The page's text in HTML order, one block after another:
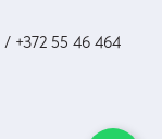
/ +372 55 46 464